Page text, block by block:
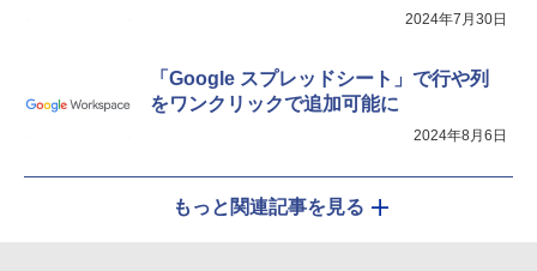
2024年7月30日
「Google スプレッドシート」で行や列
をワンクリックで追加可能に
2024年8月6日
もっと関連記事を見る